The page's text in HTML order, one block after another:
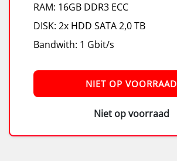
RAM: 16GB DDR3 ECC
DISK: 2x HDD SATA 2,0 TB
Bandwith: 1 Gbit/s
NIET OP VOORRAAD
Niet op voorraad